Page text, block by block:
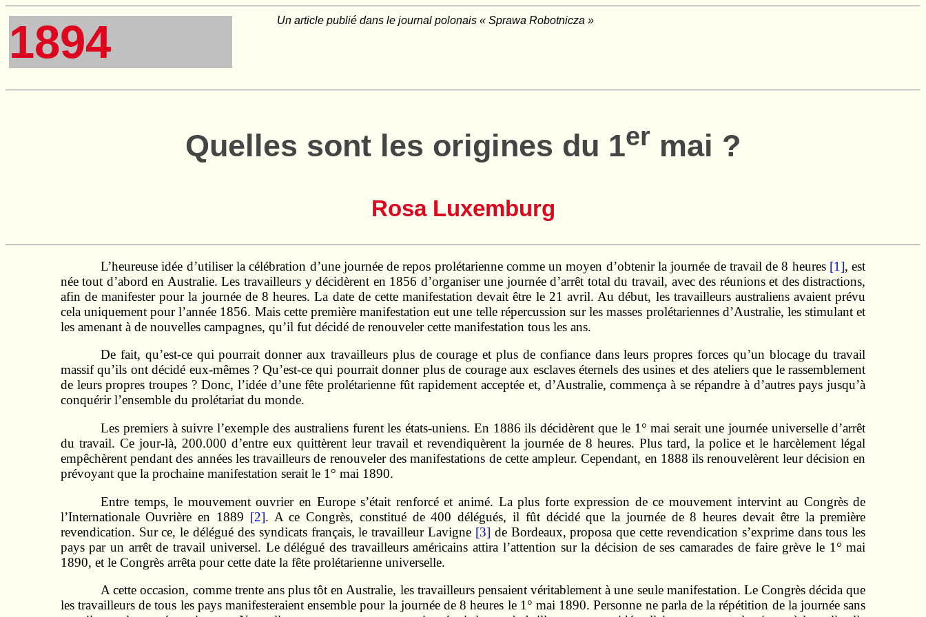
1894 Un article publié dans le journal polonais «Sprawa Robotnicza »
Quelles sont les origines du 1er mai ?
Rosa Luxemburg
L’heureuse idée d’utiliser la célébration d’une journée de repos prolétarienne comme un moyen d’obtenir la journée de travail de 8 heures [1], est
née tout d’abord en Australie. Les travailleurs y décidèrent en 1856 d’organiser une journée d’arrêt total du travail, avec des réunions et des distractions,
afin de manifester pour la journée de 8 heures. La date de cette manifestation devait être le 21 avril. Au début, les travailleurs australiens avaient prévu
cela uniquement pour l’année 1856. Mais cette première manifestation eut une telle répercussion sur les masses prolétariennes d’Australie, les stimulant et
les amenant à de nouvelles campagnes, qu’il fut décidé de renouveler cette manifestation tous les ans.
De fait, qu’est-ce qui pourrait donner aux travailleurs plus de courage et plus de confiance dans leurs propres forces qu’un blocage du travail
massif qu’ils ont décidé eux-mêmes ? Qu’est-ce qui pourrait donner plus de courage aux esclaves éternels des usines et des ateliers que le rassemblement
de leurs propres troupes ? Donc, l’idée d’une fête prolétarienne fût rapidement acceptée et, d’Australie, commença à se répandre à d’autres pays jusqu’à
conquérir l’ensemble du prolétariat du monde.
Les premiers à suivre l’exemple des australiens furent les états-uniens. En 1886 ils décidèrent que le 1° mai serait une journée universelle d’arrêt
du travail. Ce jour-là, 200.000 d’entre eux quittèrent leur travail et revendiquèrent la journée de 8 heures. Plus tard, la police et le harcèlement légal
empêchèrent pendant des années les travailleurs de renouveler des manifestations de cette ampleur. Cependant, en 1888 ils renouvelèrent leur décision en
prévoyant que la prochaine manifestation serait le 1° mai 1890.
Entre temps, le mouvement ouvrier en Europe s’était renforcé et animé. La plus forte expression de ce mouvement intervint au Congrès de
l’Internationale Ouvrière en 1889 [2]. A ce Congrès, constitué de 400 délégués, il fût décidé que la journée de 8 heures devait être la première
revendication. Sur ce, le délégué des syndicats français, le travailleur Lavigne [3] de Bordeaux, proposa que cette revendication s’exprime dans tous les
pays par un arrêt de travail universel. Le délégué des travailleurs américains attira l’attention sur la décision de ses camarades de faire grève le 1° mai
1890, et le Congrès arrêta pour cette date la fête prolétarienne universelle.
A cette occasion, comme trente ans plus tôt en Australie, les travailleurs pensaient véritablement à une seule manifestation. Le Congrès décida que
les travailleurs de tous les pays manifesteraient ensemble pour la journée de 8 heures le 1° mai 1890. Personne ne parla de la répétition de la journée sans